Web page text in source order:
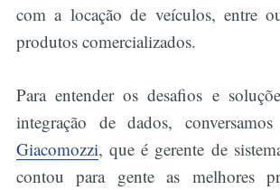
com a locação de veículos, entre
produtos comercializados.
Para entender os desafios e
integração de dados,
Giacomozzi, que é gerente de
contou para gente as melhores